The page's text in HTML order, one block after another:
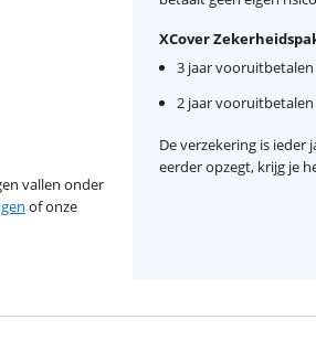
vallen onder
of onze
XCover
3 jaar vooruitbetalen
2 jaar vooruitbetalen
De verzekering is ieder
eerder opzegt, krijg je